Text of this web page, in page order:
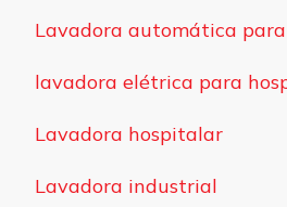
Lavadora automática
lavadora elétrica para
Lavadora hospitalar
Lavadora industrial